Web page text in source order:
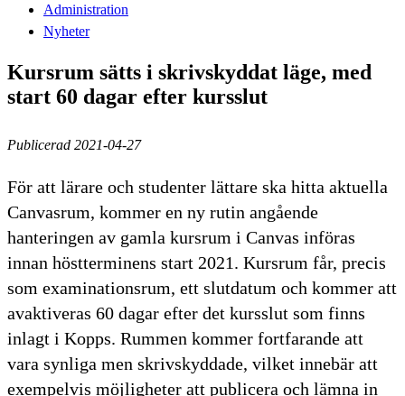
Administration
Nyheter
Kursrum sätts i skrivskyddat läge, med
start 60 dagar efter kursslut
Publicerad 2021-04-27
För att lärare och studenter lättare ska hitta aktuella
Canvasrum, kommer en ny rutin angående
hanteringen av gamla kursrum i Canvas införas
innan höstterminens start 2021. Kursrum får, precis
som examinationsrum, ett slutdatum och kommer att
avaktiveras 60 dagar efter det kursslut som finns
inlagt i Kopps. Rummen kommer fortfarande att
vara synliga men skrivskyddade, vilket innebär att
exempelvis möjligheter att publicera och lämna in